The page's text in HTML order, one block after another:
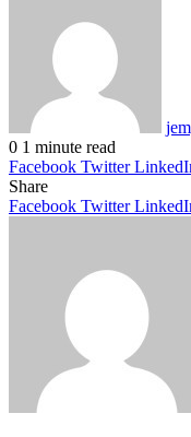
0 1 minute read
Facebook Twitter
Share
Facebook Twitter